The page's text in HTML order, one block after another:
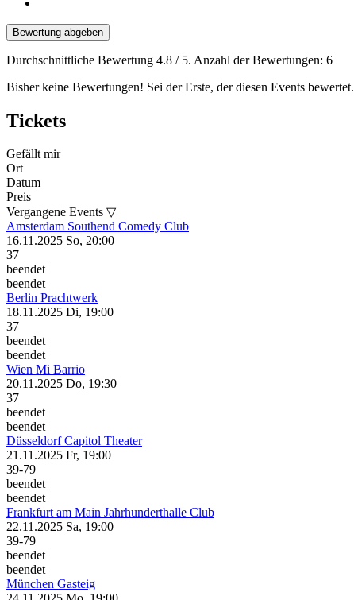
Bewertung abgeben
Durchschnittliche Bewertung 4.8 / 5. Anzahl der Bewertungen: 6
Bisher keine Bewertungen! Sei der Erste, der diesen Events bewertet.
Tickets
Gefällt mir
Ort
Datum
Preis
Vergangene Events ▽
Amsterdam Southend Comedy Club
16.11.2025 So, 20:00
37
beendet
beendet
Berlin Prachtwerk
18.11.2025 Di, 19:00
37
beendet
beendet
Wien Mi Barrio
20.11.2025 Do, 19:30
37
beendet
beendet
Düsseldorf Capitol Theater
21.11.2025 Fr, 19:00
39-79
beendet
beendet
Frankfurt am Main Jahrhunderthalle Club
22.11.2025 Sa, 19:00
39-79
beendet
beendet
München Gasteig